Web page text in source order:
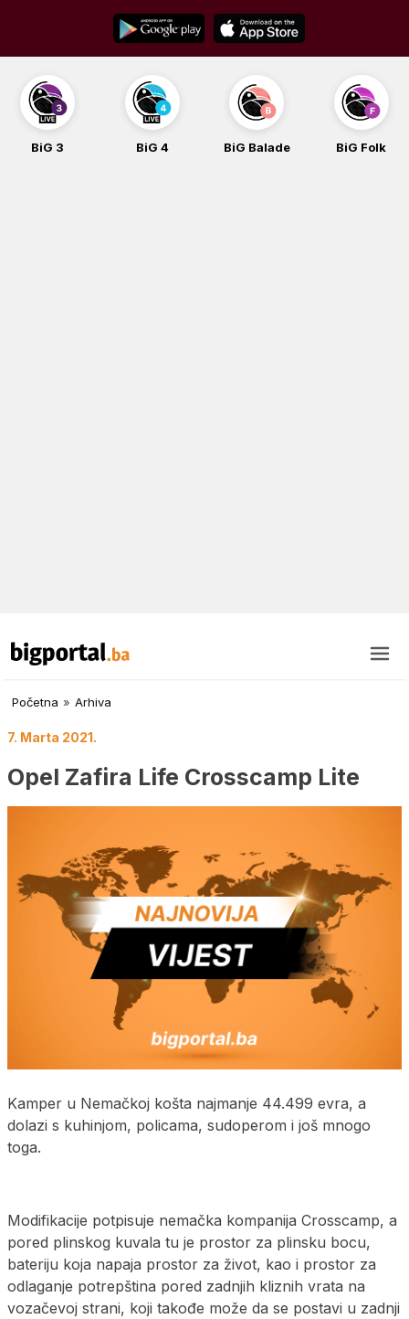
content
BiG 3 BiG 4 BiG Balade BiG Folk
Početna » Arhiva
7. Marta 2021.
Opel Zafira Life Crosscamp Lite
Kamper u Nemačkoj košta najmanje 44.499 evra, a
dolazi s kuhinjom, policama, sudoperom i još mnogo
toga.
Modifikacije potpisuje nemačka kompanija Crosscamp, a
pored plinskog kuvala tu je prostor za plinsku bocu,
bateriju koja napaja prostor za život, kao i prostor za
odlaganje potrepština pored zadnjih kliznih vrata na
vozačevoj strani, koji takođe može da se postavi u zadnji